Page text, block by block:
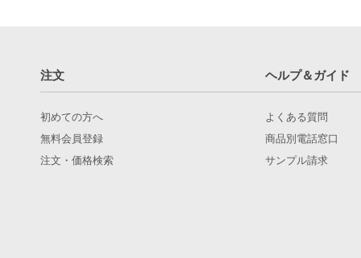
注文 ヘルプ＆ガイド
初めての方へ
無料会員登録
注文・価格検索
よくある質問
商品別電話窓口
サンプル請求